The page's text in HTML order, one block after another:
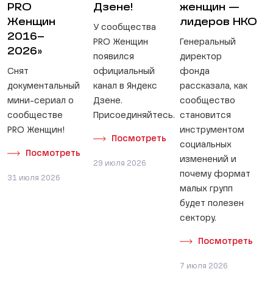
PRO
Женщин
2016–
2026»
Снят
документальный
мини-сериал о
сообществе
PRO Женщин!
Посмотреть
31 июля 2026
Дзене!
У сообщества
PRO Женщин
появился
официальный
канал в Яндекс
Дзене.
Присоединяйтесь.
Посмотреть
29 июля 2026
женщин —
лидеров НКО
Генеральный
директор
фонда
рассказала, как
сообщество
становится
инструментом
социальных
изменений и
почему формат
малых групп
будет полезен
сектору.
Посмотреть
7 июля 2026